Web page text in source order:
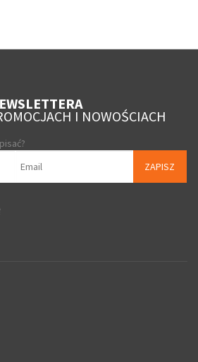
I NOWOŚCIACH
ZAPISZ